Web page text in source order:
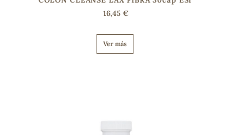
16,45 €
Ver más